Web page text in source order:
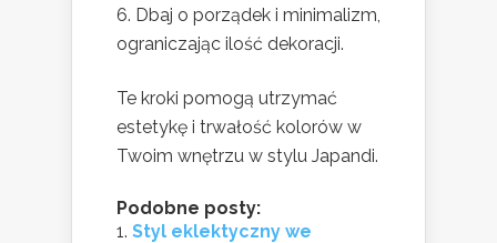
Dbaj o porządek i minimalizm,
ograniczając ilość dekoracji.
Te kroki pomogą utrzymać
estetykę i trwałość kolorów w
Twoim wnętrzu w stylu Japandi.
Podobne posty:
Styl eklektyczny we